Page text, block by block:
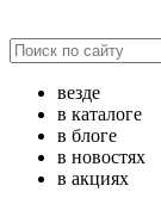
везде
в каталоге
в блоге
в новостях
в акциях